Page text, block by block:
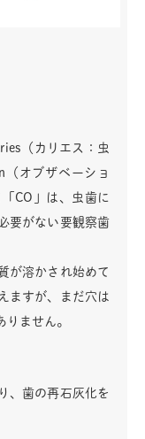
（カリエス：虫
オブザベーショ
CO」は、虫歯に
要がない要観察歯
が溶かされ始めて
ますが、まだ穴は
ません。
、歯の再石灰化を